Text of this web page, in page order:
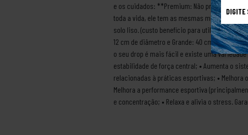
e os cuidados: **Premium: Não precisa de
toda a vida, ele tem as mesmas medidas do
solo liso. (custo benefício para utilizar em
12 cm de diâmetro e Grande: 40 cm de altura
o seu drop é mais fácil e existe uma
estabilidade de força central; • Aumenta o
relacionadas à práticas esportivas; • Melhora
Melhora a performance esportiva
e concentração; • Relaxa e alivia o stress.